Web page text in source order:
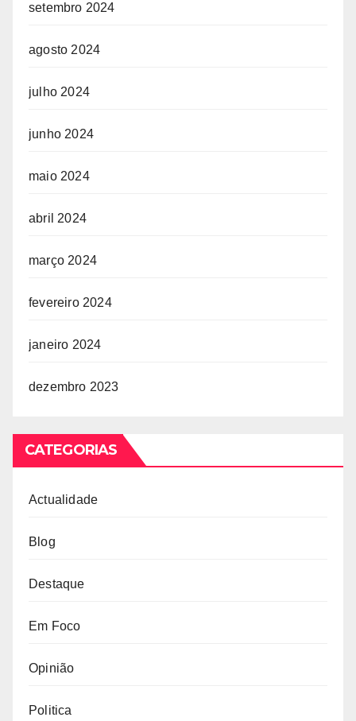
setembro 2024
agosto 2024
julho 2024
junho 2024
maio 2024
abril 2024
março 2024
fevereiro 2024
janeiro 2024
dezembro 2023
CATEGORIAS
Actualidade
Blog
Destaque
Em Foco
Opinião
Politica